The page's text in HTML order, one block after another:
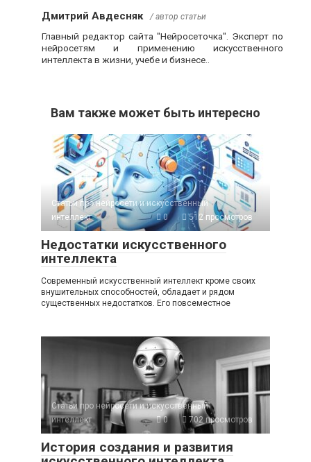
Дмитрий Авдесняк / автор статьи
Главный редактор сайта "Нейросеточка". Эксперт по
нейросетям и применению искусственного
интеллекта в жизни, учебе и бизнесе..
Вам также может быть интересно
Статьи про нейросети и искусственный
интеллект
0 512 просмотров
Недостатки искусственного
интеллекта
Современный искусственный интеллект кроме своих
внушительных способностей, обладает и рядом
существенных недостатков. Его повсеместное
Статьи про нейросети и искусственный
интеллект
0 702 просмотров
История создания и развития